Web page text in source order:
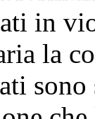
in
la
sono